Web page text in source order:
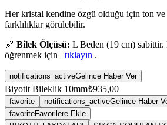
Her kristal kendine özgü olduğu için ton ve
farklılıklar görülebilir.
📏 Bilek Ölçüsü: L Beden (19 cm)
öğrenmek için
tıklayın .
notifications_activeGelince Haber Ver
Biyotit Bileklik 10mm₺935,00
favorite notifications_activeGelince Haber
favoriteFavorilere Ekle